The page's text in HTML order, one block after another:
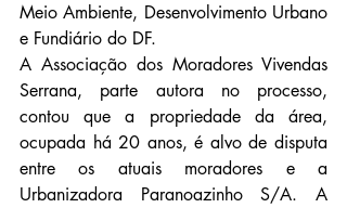
Meio Ambiente, Desenvolvimento Urbano
e Fundiário do DF.
A Associação dos Moradores Vivendas
Serrana, parte autora no processo,
contou que a propriedade da área,
ocupada há 20 anos, é alvo de disputa
entre os atuais moradores e a
Urbanizadora Paranoazinho S/A. A